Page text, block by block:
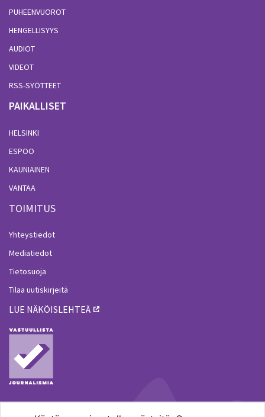
PUHEENVUOROT
HENGELLISYYS
AUDIOT
VIDEOT
RSS-SYÖTTEET
PAIKALLISET
HELSINKI
ESPOO
KAUNIAINEN
VANTAA
TOIMITUS
Yhteystiedot
Mediatiedot
Tietosuoja
Tilaa uutiskirjeitä
LUE NÄKÖISLEHTEÄ